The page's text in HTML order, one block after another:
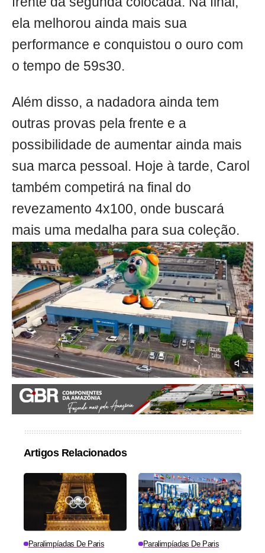
ela melhorou ainda mais sua
performance e conquistou o ouro com
o tempo de 59s30.
Além disso, a nadadora ainda tem
outras provas pela frente e a
possibilidade de aumentar ainda mais
sua marca pessoal. Hoje à tarde, Carol
também competirá na final do
revezamento 4x100, onde buscará
mais uma medalha para sua coleção.
Artigos Relacionados
Paralimpíadas De Paris Paralimpíadas De Paris